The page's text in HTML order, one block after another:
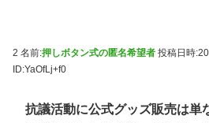
2 名前:押しボタン式の匿名希望者 投稿日時
ID:YaOfLj+f0
抗議活動に公式グッズ販売は単